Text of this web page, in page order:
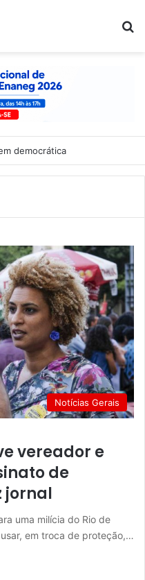
democrática
Notícias Gerais
vereador e
de
jornal
uma milícia do Rio de
em troca de proteção,…